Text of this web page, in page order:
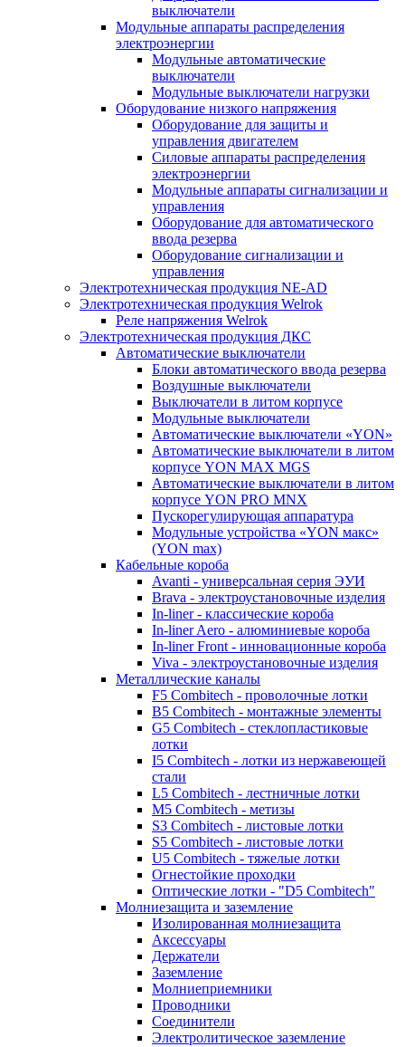
выключатели
Модульные аппараты распределения
электроэнергии
Модульные автоматические
выключатели
Модульные выключатели нагрузки
Оборудование низкого напряжения
Оборудование для защиты и
управления двигателем
Силовые аппараты распределения
электроэнергии
Модульные аппараты сигнализации и
управления
Оборудование для автоматического
ввода резерва
Оборудование сигнализации и
управления
Электротехническая продукция NE-AD
Электротехническая продукция Welrok
Реле напряжения Welrok
Электротехническая продукция ДКС
Автоматические выключатели
Блоки автоматического ввода резерва
Воздушные выключатели
Выключатели в литом корпусе
Модульные выключатели
Автоматические выключатели «YON»
Автоматические выключатели в литом
корпусе YON MAX MGS
Автоматические выключатели в литом
корпусе YON PRO MNX
Пускорегулирующая аппаратура
Модульные устройства «YON макс»
(YON max)
Кабельные короба
Avanti - универсальная серия ЭУИ
Brava - электроустановочные изделия
In-liner - классические короба
In-liner Aero - алюминиевые короба
In-liner Front - инновационные короба
Viva - электроустановочные изделия
Металлические каналы
F5 Combitech - проволочные лотки
B5 Combitech - монтажные элементы
G5 Combitech - стеклопластиковые
лотки
I5 Combitech - лотки из нержавеющей
стали
L5 Combitech - лестничные лотки
M5 Combitech - метизы
S3 Combitech - листовые лотки
S5 Combitech - листовые лотки
U5 Combitech - тяжелые лотки
Огнестойкие проходки
Оптические лотки - "D5 Combitech"
Молниезащита и заземление
Изолированная молниезащита
Аксессуары
Держатели
Заземление
Молниеприемники
Проводники
Соединители
Электролитическое заземление